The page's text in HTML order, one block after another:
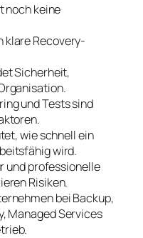
noch keine
klare Recovery-
Sicherheit,
und Tests sind
wie schnell ein
wird.
und professionelle
Risiken.
bei Backup,
Managed Services